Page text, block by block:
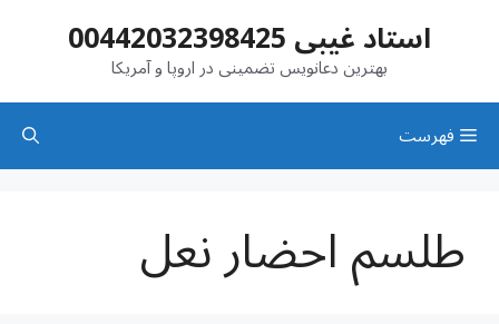
استاد غیبی 00442032398425
بهترین دعانویس تضمینی در اروپا و آمریکا
فهرست
طلسم احضار نعل